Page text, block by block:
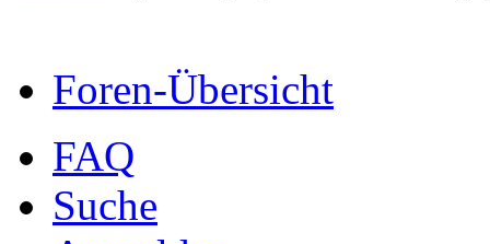
Foren-Übersicht
FAQ
Suche